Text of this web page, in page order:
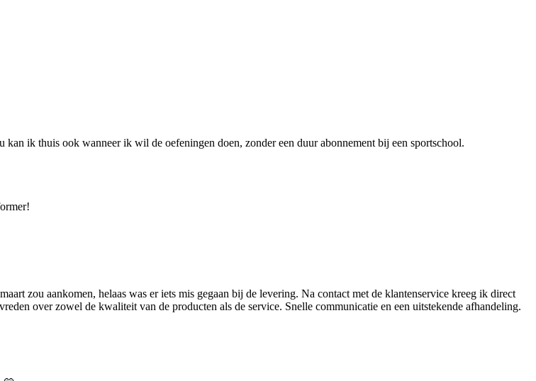
ik thuis ook wanneer ik wil de oefeningen doen, zonder een duur abonnement bij een sportschool.
zou aankomen, helaas was er iets mis gegaan bij de levering. Na contact met de klantenservice kreeg ik direct
over zowel de kwaliteit van de producten als de service. Snelle communicatie en een uitstekende afhandeling.